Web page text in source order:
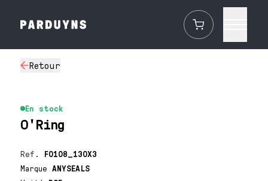
Retour
En stock
O'Ring
Ref. F0108_130X3
MarqueANYSEALS